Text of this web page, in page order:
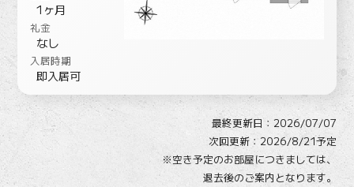
1ヶ月
礼金
なし
入居時期
即入居可
最終更新日： 2026/07/07
次回更新：2026/8/21予定
※空き予定のお部屋につきましては、
退去後のご案内となります。